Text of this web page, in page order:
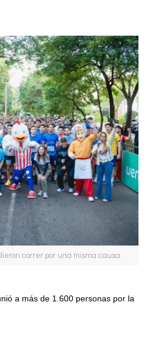
correr por una misma causa.
a más de 1.600 personas por la